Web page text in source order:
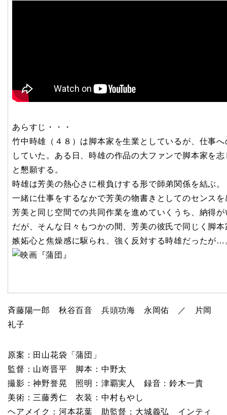
あらすじ・・・
竹中時雄（４８）は脚本家を生業としているが、仕事
していた。ある日、時雄の作品の大ファンで脚本家を
と懇願する。
時雄は芳美の熱心さに根負けする形で師弟関係を結ぶ。
一緒に仕事をするなかで芳美の物書きとしてのセンス
芳美と同じ空間での共同作業を進めていくうち、納得
だが、そんな日々もつかの間、芳美の彼氏で同じく脚
嫉妬心と焦燥感に駆られ、強く反対する時雄だったが…
斉藤陽一郎 秋谷百音 兵頭功海 永岡佑 ／ 片岡
礼子
原案：田山花袋「蒲団」
監督：山嵜晋平 脚本：中野太
撮影：神野誉晃 照明：津覇実人 録音：鈴木一貴
美術：三藤秀仁 衣装：中村もやし
ヘアメイク：河本花葉 助監督：大城義弘 インティ